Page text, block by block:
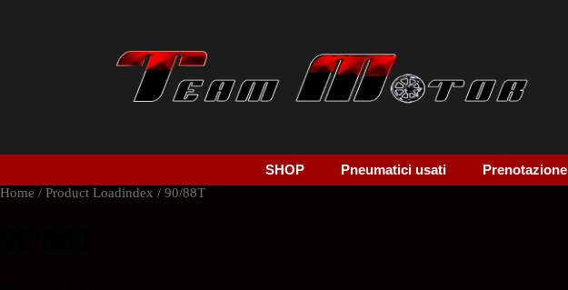
SHOP Pneumatici usati Prenotazione
Home / Product Loadindex / 90/88T